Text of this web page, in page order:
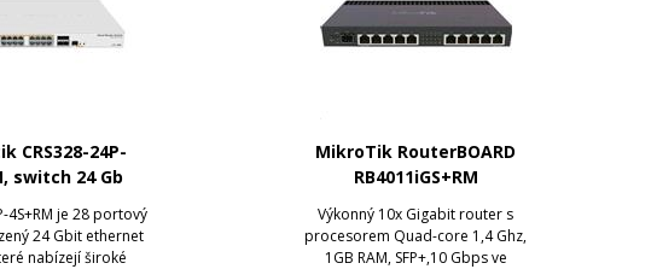
CRS328-24P-
switch 24 Gb
4S+RM je 28 portový
24 Gbit ethernet
nabízejí široké
MikroTik RouterBOARD
RB4011iGS+RM
Výkonný 10x Gigabit router s
procesorem Quad-core 1,4 Ghz,
1GB RAM, SFP+,10 Gbps ve